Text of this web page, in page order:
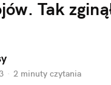
Tak
· 2 minuty czytania